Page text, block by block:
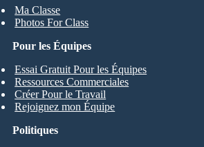
Ma Classe
Photos For Class
Pour les Équipes
Essai Gratuit Pour les Équipes
Ressources Commerciales
Créer Pour le Travail
Rejoignez mon Équipe
Politiques